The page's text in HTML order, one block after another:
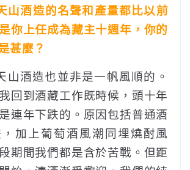
山酒造的名聲和產量都比以前
你上任成為藏主十週年，你的
甚麼？
山酒造也並非是一帆風順的。
回到酒藏工作既時候，頭十年
連年下跌的。原因包括普通酒
加上葡萄酒風潮同埋燒酎風
期間我們都是含於苦戰。但距